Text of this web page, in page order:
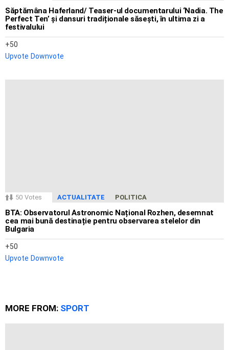
Săptămâna Haferland/ Teaser-ul documentarului ‘Nadia. The
Perfect Ten’ și dansuri tradiționale săsești, în ultima zi a
festivalului
50
Upvote Downvote
50 Votes ACTUALITATE POLITICA
BTA: Observatorul Astronomic Național Rozhen, desemnat
cea mai bună destinație pentru observarea stelelor din
Bulgaria
50
Upvote Downvote
MORE FROM: SPORT